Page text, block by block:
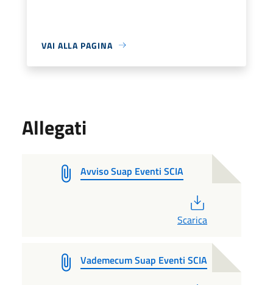
VAI ALLA PAGINA
Allegati
Avviso Suap Eventi SCIA
Scarica
Vademecum Suap Eventi SCIA